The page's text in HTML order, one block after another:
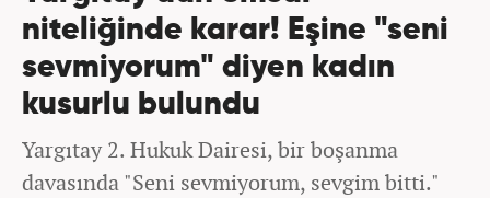
niteliğinde karar! Eşine "seni
sevmiyorum" diyen kadın
kusurlu bulundu
Yargıtay 2. Hukuk Dairesi, bir boşanma
davasında "Seni sevmiyorum, sevgim bitti."